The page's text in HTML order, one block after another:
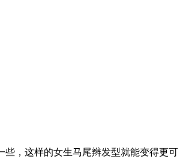
，这样的女生马尾辫发型就能变得更可